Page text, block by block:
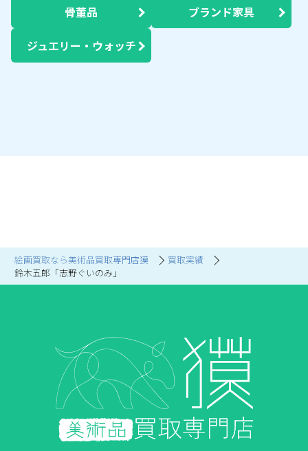
絵画買取なら美術品買取専門店獏
買取実績
鈴木五郎「志野ぐいのみ」
骨董品 ブランド家具
ジュエリー・ウォッチ